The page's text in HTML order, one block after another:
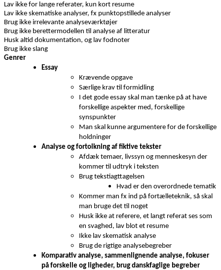
Lav ikke for lange referater, kun kort resume
Lav ikke skematiske analyser, fx punktopstillede analyser
Brug ikke irrelevante analyseværktøjer
Brug ikke berettermodellen til analyse af litteratur
Husk altid dokumentation, og lav fodnoter
Brug ikke slang
Genrer
Essay
Krævende opgave
Særlige krav til formidling
I det gode essay skal man tænke på at have
forskellige aspekter med, forskellige
synspunkter
Man skal kunne argumentere for de forskellige
holdninger
Analyse og fortolkning af fiktive tekster
Afdæk temaer, livssyn og menneskesyn der
kommer til udtryk i teksten
Brug tekstiagttagelsen
Hvad er den overordnede tematik
Kommer man fx ind på fortælleteknik, så skal
man bruge det til noget
Husk ikke at referere, et langt referat ses som
en svaghed, lav blot et resume
Ikke lav skematisk analyse
Brug de rigtige analysebegreber
Komparativ analyse, sammenlignende analyse, fokuser
på forskelle og ligheder, brug danskfaglige begreber